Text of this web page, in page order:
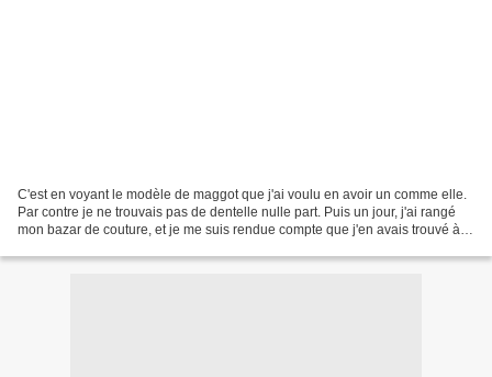
C'est en voyant le modèle de maggot que j'ai voulu en avoir un comme elle.
Par contre je ne trouvais pas de dentelle nulle part. Puis un jour, j'ai rangé
mon bazar de couture, et je me suis rendue compte que j'en avais trouvé à